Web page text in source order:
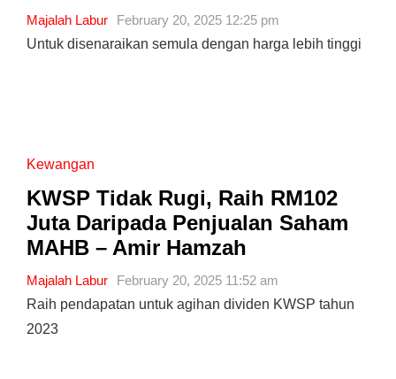
Majalah Labur
February 20, 2025 12:25 pm
Untuk disenaraikan semula dengan harga lebih tinggi
Kewangan
KWSP Tidak Rugi, Raih RM102
Juta Daripada Penjualan Saham
MAHB – Amir Hamzah
Majalah Labur
February 20, 2025 11:52 am
Raih pendapatan untuk agihan dividen KWSP tahun
2023